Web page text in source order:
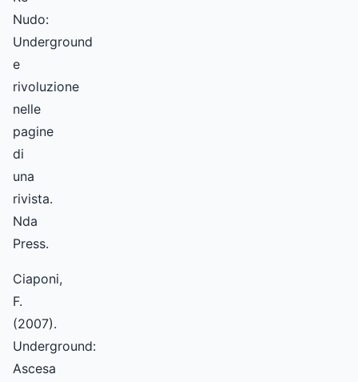
Nudo:
Underground
e
rivoluzione
nelle
pagine
di
una
rivista.
Nda
Press.
Ciaponi,
F.
(2007).
Underground:
Ascesa